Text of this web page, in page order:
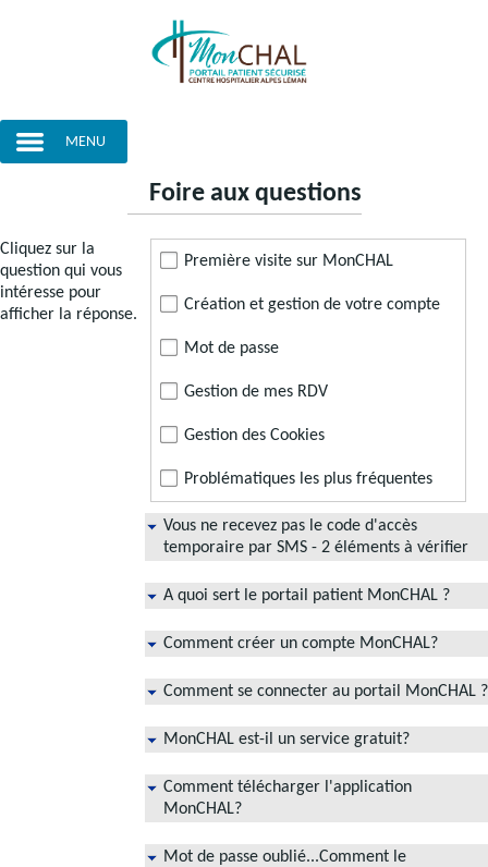
MENU
Foire aux questions
Cliquez sur la
question qui vous
intéresse pour
afficher la réponse.
Première visite sur MonCHAL
Création et gestion de votre compte
Mot de passe
Gestion de mes RDV
Gestion des Cookies
Problématiques les plus fréquentes
Vous ne recevez pas le code d'accès
temporaire par SMS - 2 éléments à vérifier
A quoi sert le portail patient MonCHAL ?
Comment créer un compte MonCHAL?
Comment se connecter au portail MonCHAL ?
MonCHAL est-il un service gratuit?
Comment télécharger l'application
MonCHAL?
Mot de passe oublié...Comment le